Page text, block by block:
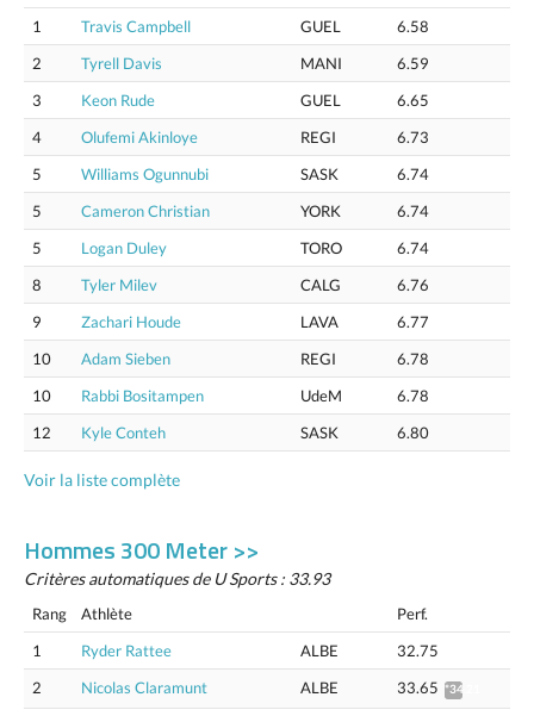
1
Travis Campbell GUEL
6.58
2
Tyrell Davis MANI
6.59
3
Keon Rude GUEL
6.65
4
Olufemi Akinloye REGI
6.73
5
Williams Ogunnubi SASK
6.74
5
Cameron Christian YORK
6.74
5
Logan Duley TORO
6.74
8
Tyler Milev CALG
6.76
9
Zachari Houde LAVA
6.77
10
Adam Sieben REGI
6.78
10
Rabbi Bositampen UdeM
6.78
12
Kyle Conteh SASK 6.80
Voir la liste complète
Hommes 300 Meter >>
Critères automatiques de U Sports : 33.93
Rang Athlète
Perf.
1
Ryder Rattee ALBE
32.75
2
Nicolas Claramunt ALBE 33.65 *34.21